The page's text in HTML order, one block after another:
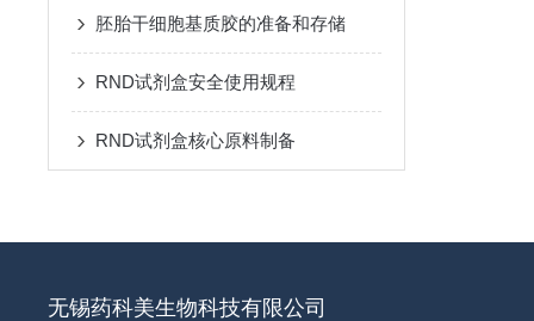
胚胎干细胞基质胶的准备和存储
RND试剂盒安全使用规程
RND试剂盒核心原料制备
无锡药科美生物科技有限公司